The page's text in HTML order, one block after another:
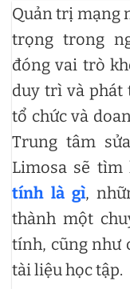
Quản trị mạng
trọng trong
đóng vai trò
duy trì và phát
tổ chức và
Trung tâm
Limosa sẽ tìm
tính là gì,
thành một
tính, cũng như
tài liệu học tập.